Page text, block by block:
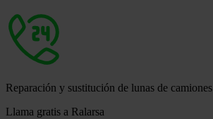
Reparación y sustitución de lunas de camiones
Llama gratis a Ralarsa